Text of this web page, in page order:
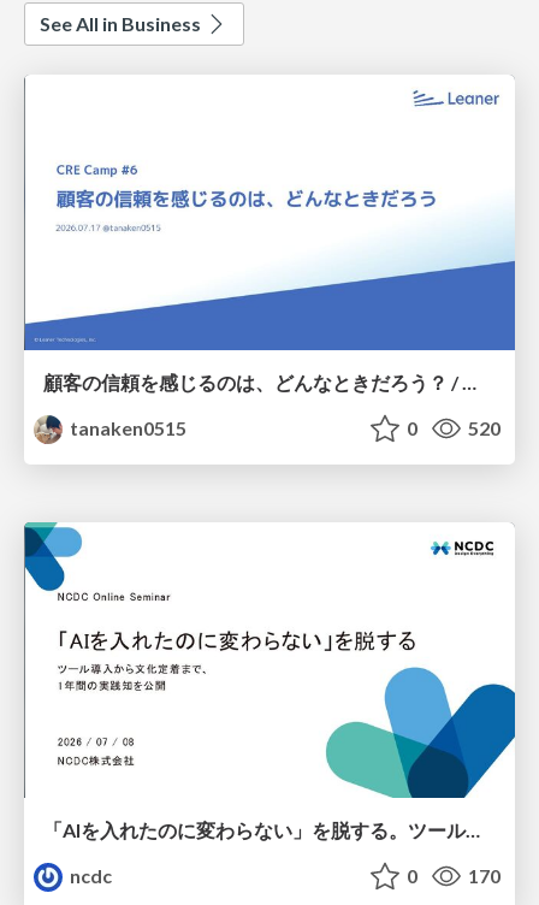
See All in Business
顧客の信頼を感じるのは、どんなときだろう？ / When do you feel a customer's trust?
tanaken0515
0 520
「AIを入れたのに変わらない」を脱する。ツール導入から文化定着まで、1年間の実践知を公開
ncdc
0 170